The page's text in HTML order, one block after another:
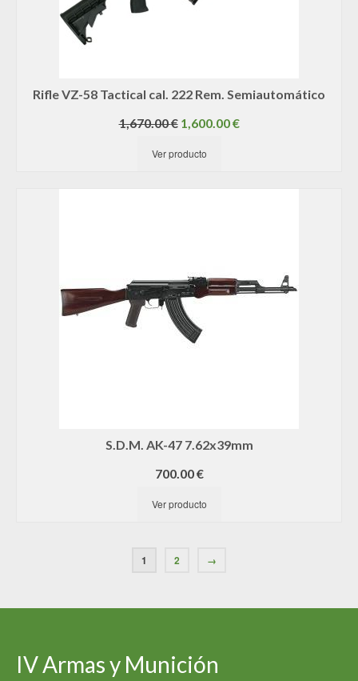
Rifle VZ-58 Tactical cal. 222 Rem. Semiautomático
1,670.00€ El
original
1,670.00 €.
1,600.00€El
1,600.00 €.
Ver producto
S.D.M. AK-47 7.62x39mm
700.00€
Ver producto
1 2 →
IV Armas y Munición